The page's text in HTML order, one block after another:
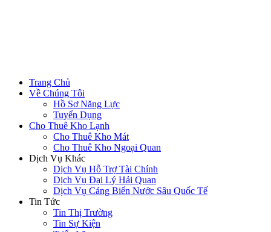
Trang Chủ
Về Chúng Tôi
Hồ Sơ Năng Lực
Tuyển Dụng
Cho Thuê Kho Lạnh
Cho Thuê Kho Mát
Cho Thuê Kho Ngoại Quan
Dịch Vụ Khác
Dịch Vụ Hỗ Trợ Tài Chính
Dịch Vụ Đại Lý Hải Quan
Dịch Vụ Cảng Biển Nước Sâu Quốc Tế
Tin Tức
Tin Thị Trường
Tin Sự Kiện